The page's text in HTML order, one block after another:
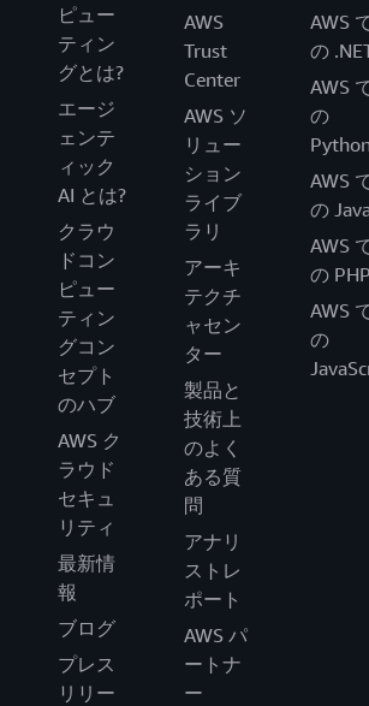
ピュー
ティン
グとは?
エージ
ェンテ
ィック
AI とは?
クラウ
ドコン
ピュー
ティン
グコン
セプト
のハブ
AWS ク
ラウド
セキュ
リティ
最新情
報
ブログ
プレス
リリー
AWS
Trust
Center
AWS ソ
リュー
ション
ライブ
ラリ
アーキ
テクチ
ャセン
ター
製品と
技術上
のよく
ある質
問
アナリ
ストレ
ポート
AWS パ
ートナ
ー
AWS
の
AWS
の
AWS
の
AWS
の PHP
AWS
の